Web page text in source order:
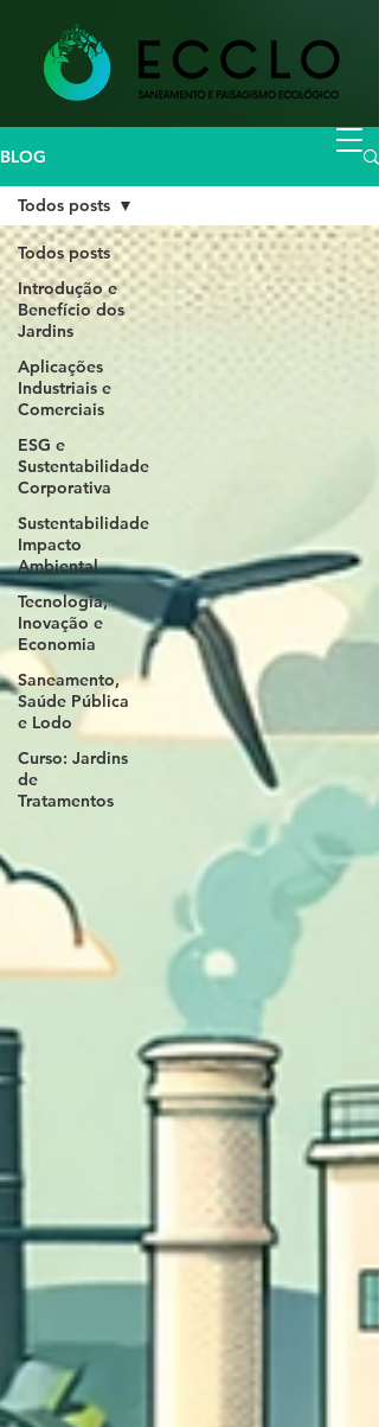
BLOG
Todos posts
Introdução e
Benefício dos
Jardins
Aplicações
Industriais e
Comerciais
ESG e
Sustentabilidade
Corporativa
Sustentabilidade
Impacto
Ambiental
Tecnologia,
Inovação e
Economia
Saneamento,
Saúde Pública
e Lodo
Curso: Jardins
de
Tratamentos
Todos posts